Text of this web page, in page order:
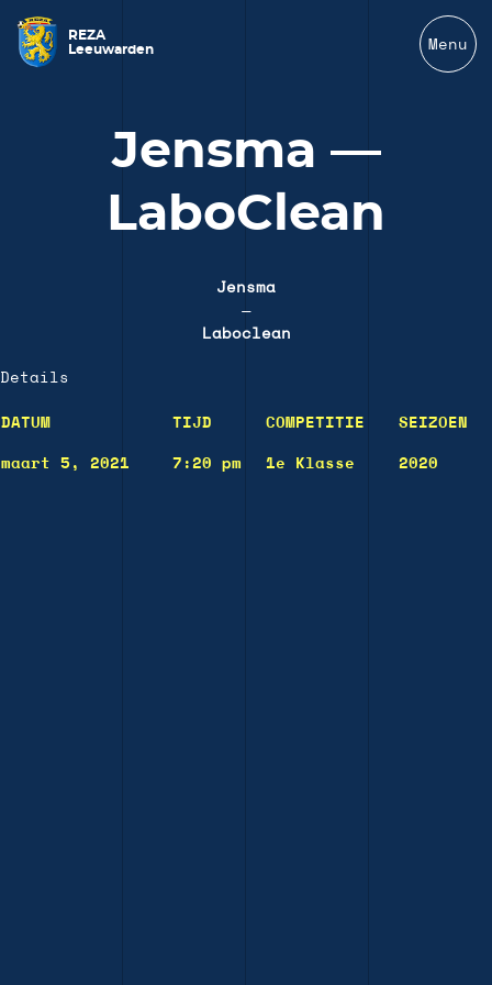
REZA
Leeuwarden
Menu
Jensma —
LaboClean
Jensma
—
Laboclean
Details
DATUM TIJD COMPETITIE SEIZOEN
maart 5, 2021 7:20 pm 1e Klasse 2020